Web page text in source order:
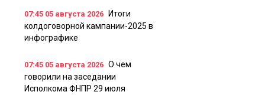
07:45 05 августа 2026
Итоги
колдоговорной кампании-2025 в
инфографике
07:45 05 августа 2026 О чем
говорили на заседании
Исполкома ФНПР 29 июля